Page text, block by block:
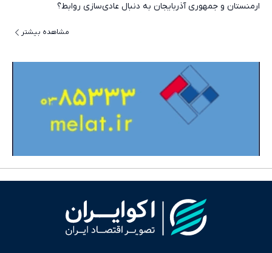
ارمنستان و جمهوری آذربایجان به دنبال عادی‌سازی روابط؟
مشاهده بیشتر